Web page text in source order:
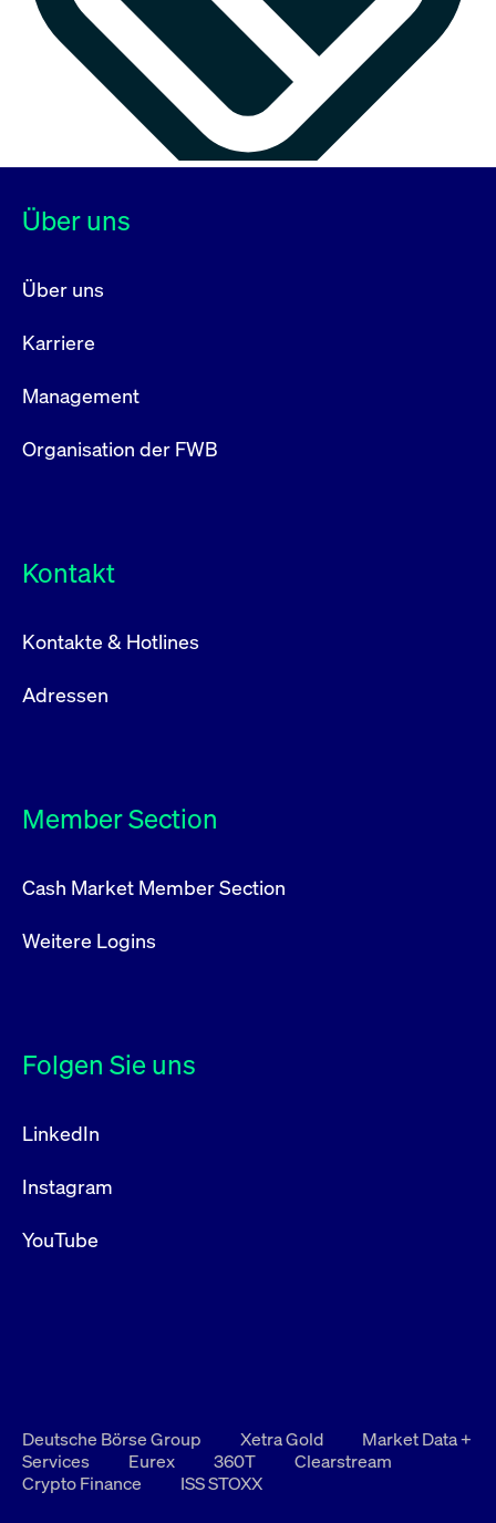
Über uns
Über uns
Karriere
Management
Organisation der FWB
Kontakt
Kontakte & Hotlines
Adressen
Member Section
Cash Market Member Section
Weitere Logins
Folgen Sie uns
LinkedIn
Instagram
YouTube
Deutsche Börse Group Xetra Gold
Market Data +
Services
Eurex 360T
Clearstream
Crypto Finance
ISS STOXX